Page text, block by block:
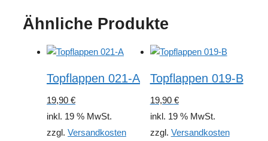
Ähnliche Produkte
Topflappen 021-A
19,90 €
inkl. 19 % MwSt.
zzgl. Versandkosten
Topflappen 019-B
19,90 €
inkl. 19 % MwSt.
zzgl. Versandkosten